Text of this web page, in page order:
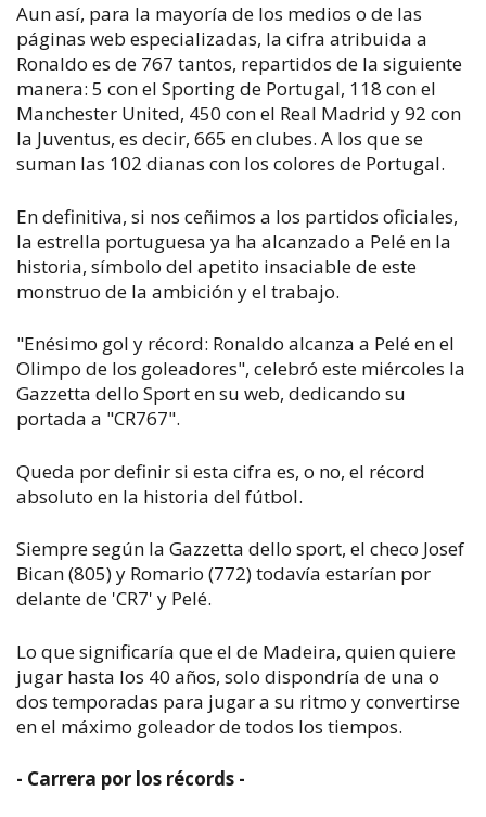
Aun así, para la mayoría de los medios o de las
páginas web especializadas, la cifra atribuida a
Ronaldo es de 767 tantos, repartidos de la siguiente
manera: 5 con el Sporting de Portugal, 118 con el
Manchester United, 450 con el Real Madrid y 92 con
la Juventus, es decir, 665 en clubes. A los que se
suman las 102 dianas con los colores de Portugal.
En definitiva, si nos ceñimos a los partidos oficiales,
la estrella portuguesa ya ha alcanzado a Pelé en la
historia, símbolo del apetito insaciable de este
monstruo de la ambición y el trabajo.
"Enésimo gol y récord: Ronaldo alcanza a Pelé en el
Olimpo de los goleadores", celebró este miércoles la
Gazzetta dello Sport en su web, dedicando su
portada a "CR767".
Queda por definir si esta cifra es, o no, el récord
absoluto en la historia del fútbol.
Siempre según la Gazzetta dello sport, el checo Josef
Bican (805) y Romario (772) todavía estarían por
delante de 'CR7' y Pelé.
Lo que significaría que el de Madeira, quien quiere
jugar hasta los 40 años, solo dispondría de una o
dos temporadas para jugar a su ritmo y convertirse
en el máximo goleador de todos los tiempos.
- Carrera por los récords -